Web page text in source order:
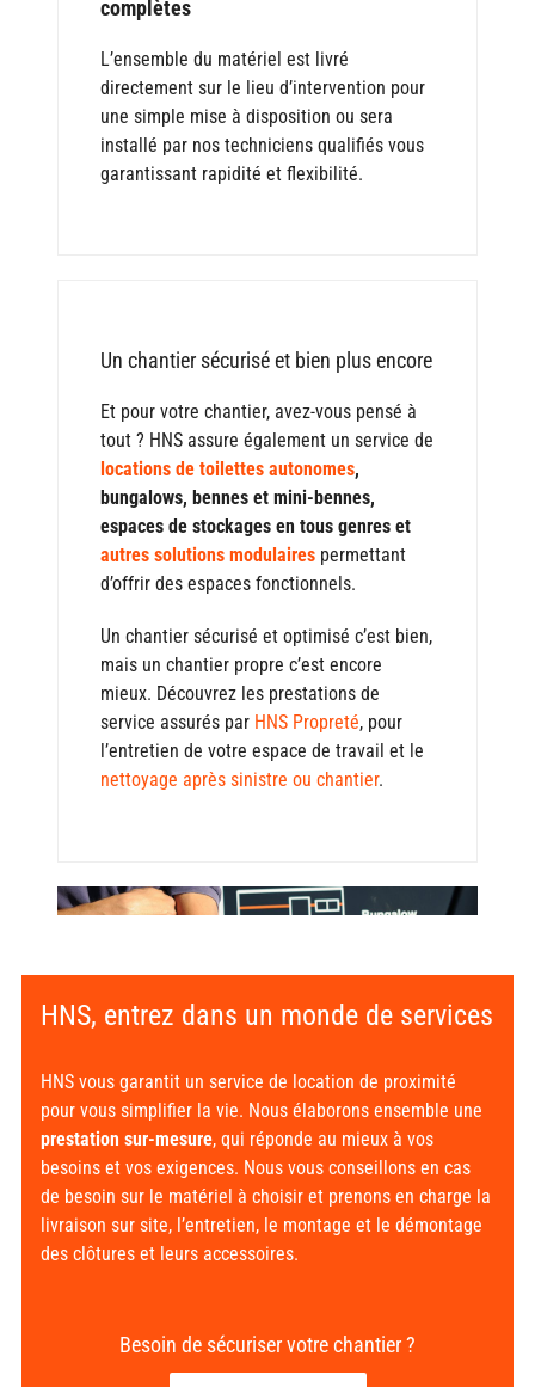
complètes
L’ensemble du matériel est livré
directement sur le lieu d’intervention pour
une simple mise à disposition ou sera
installé par nos techniciens qualifiés vous
garantissant rapidité et flexibilité.
Un chantier sécurisé et bien plus encore
Et pour votre chantier, avez-vous pensé à
tout ? HNS assure également un service de
locations de toilettes autonomes,
bungalows, bennes et mini-bennes,
espaces de stockages en tous genres et
autres solutions modulaires permettant
d’offrir des espaces fonctionnels.
Un chantier sécurisé et optimisé c’est bien,
mais un chantier propre c’est encore
mieux. Découvrez les prestations de
service assurés par HNS Propreté, pour
l’entretien de votre espace de travail et le
nettoyage après sinistre ou chantier.
HNS, entrez dans un monde de services
HNS vous garantit un service de location de proximité
pour vous simplifier la vie. Nous élaborons ensemble une
prestation sur-mesure, qui réponde au mieux à vos
besoins et vos exigences. Nous vous conseillons en cas
de besoin sur le matériel à choisir et prenons en charge la
livraison sur site, l’entretien, le montage et le démontage
des clôtures et leurs accessoires.
Besoin de sécuriser votre chantier ?